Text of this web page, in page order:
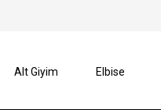
Alt Giyim Elbise